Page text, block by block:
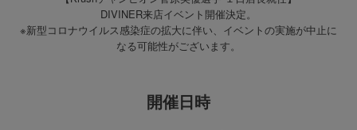
DIVINER来店イベント開催決定。
※新型コロナウイルス感染症の拡大に伴い、イベントの実施が中止に
なる可能性がございます。
開催日時